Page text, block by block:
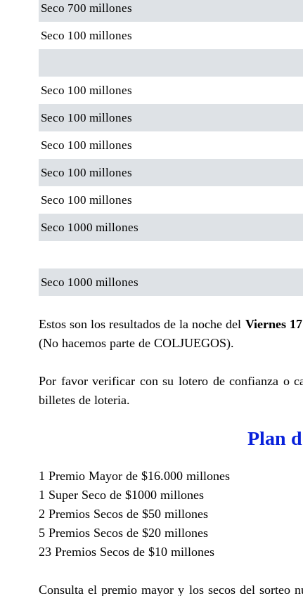
Seco 700 millones
Seco 100 millones
Seco 100 millones
Seco 100 millones
Seco 100 millones
Seco 100 millones
Seco 100 millones
Seco 1000 millones
Seco 1000 millones
Estos son los resultados de la noche del Viernes
(No hacemos parte de COLJUEGOS).
Por favor verificar con su lotero de confianza o
billetes de loteria.
Plan
1 Premio Mayor de $16.000 millones
1 Super Seco de $1000 millones
2 Premios Secos de $50 millones
5 Premios Secos de $20 millones
23 Premios Secos de $10 millones
Consulta el premio mayor y los secos del sorteo